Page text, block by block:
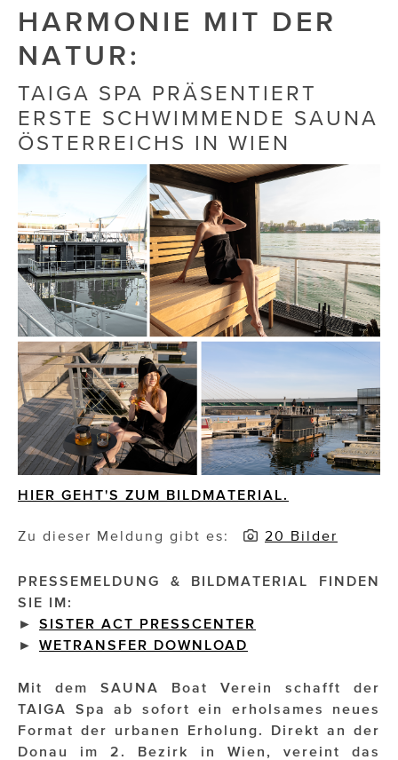
CUBE
Die Dudlerei
Dominic Marcus Singer
Dominique Scharax – Move Mind Breath
Foodsavers
FREIHERZ
FRISTADS
FR!TZ EYEWEAR
GHOST BASTARD
GymBeam
Impressionisten
JOHANN STRAUSS – NEW DIMENSIONS
Magenta Telekom
Merz Aesthetics
Nina Kraft – Kraft Media Minds
HARMONIE MIT DER
NATUR:
TAIGA SPA PRÄSENTIERT
ERSTE SCHWIMMENDE SAUNA
ÖSTERREICHS IN WIEN
HIER GEHT'S ZUM BILDMATERIAL.
Zu dieser Meldung gibt es: 20 Bilder
PRESSEMELDUNG & BILDMATERIAL FINDEN
SIE IM:
► SISTER ACT PRESSCENTER
► WETRANSFER DOWNLOAD
Mit dem SAUNA Boat Verein schafft der
TAIGA Spa ab sofort ein erholsames neues
Format der urbanen Erholung. Direkt an der
Donau im 2. Bezirk in Wien, vereint das